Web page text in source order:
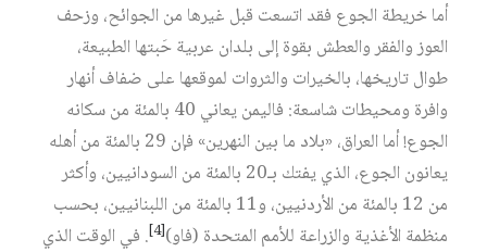
أما خريطة الجوع فقد اتسعت قبل غيرها من الجوائح، وزحف
العوز والفقر والعطش بقوة إلى بلدان عربية حَبتها الطبيعة،
طوال تاريخها، بالخيرات والثروات لموقعها على ضفاف أنهار
وافرة ومحيطات شاسعة: فاليمن يعاني 40 بالمئة من سكانه
الجوع! أما العراق، «بلاد ما بين النهرين» فإن 29 بالمئة من أهله
يعانون الجوع، الذي يفتك بـ20 بالمئة من السودانيين، وأكثر
من 12 بالمئة من الأردنيين، و11 بالمئة من اللبنانيين، بحسب
منظمة الأغذية والزراعة للأمم المتحدة (فاو)[4] . في الوقت الذي